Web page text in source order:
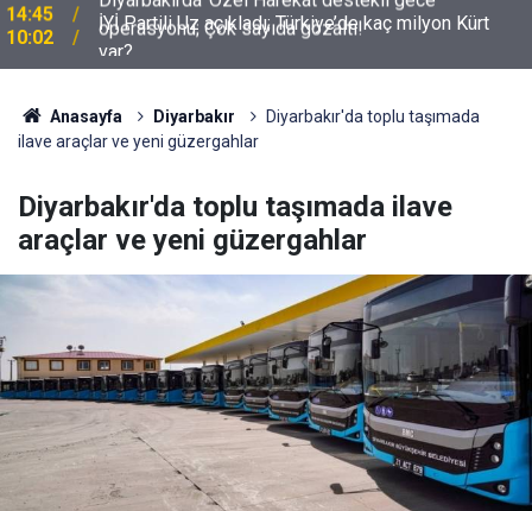
10:02
İYİ Partili Uz açıkladı; Türkiye’de kaç milyon Kürt
var?
Anasayfa Diyarbakır
Diyarbakır'da toplu taşımada
ilave araçlar ve yeni güzergahlar
Diyarbakır'da toplu taşımada ilave
araçlar ve yeni güzergahlar